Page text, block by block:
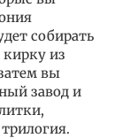
собирать
из
вы
завод и